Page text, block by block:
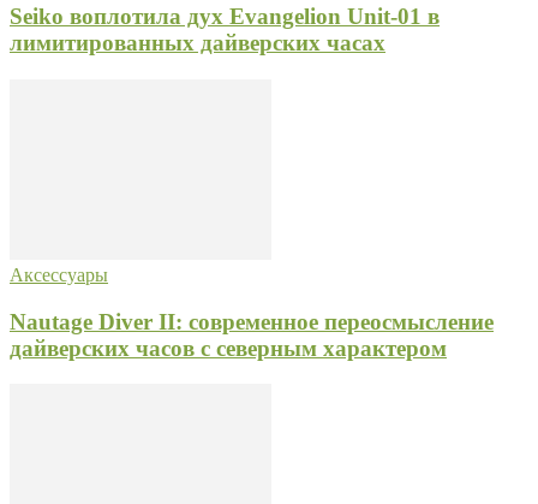
Seiko воплотила дух Evangelion Unit-01 в
лимитированных дайверских часах
Аксессуары
Nautage Diver II: современное переосмысление
дайверских часов с северным характером